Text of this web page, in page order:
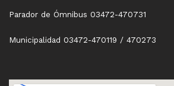
Parador de Ómnibus 03472-470731
Municipalidad 03472-470119 / 470273